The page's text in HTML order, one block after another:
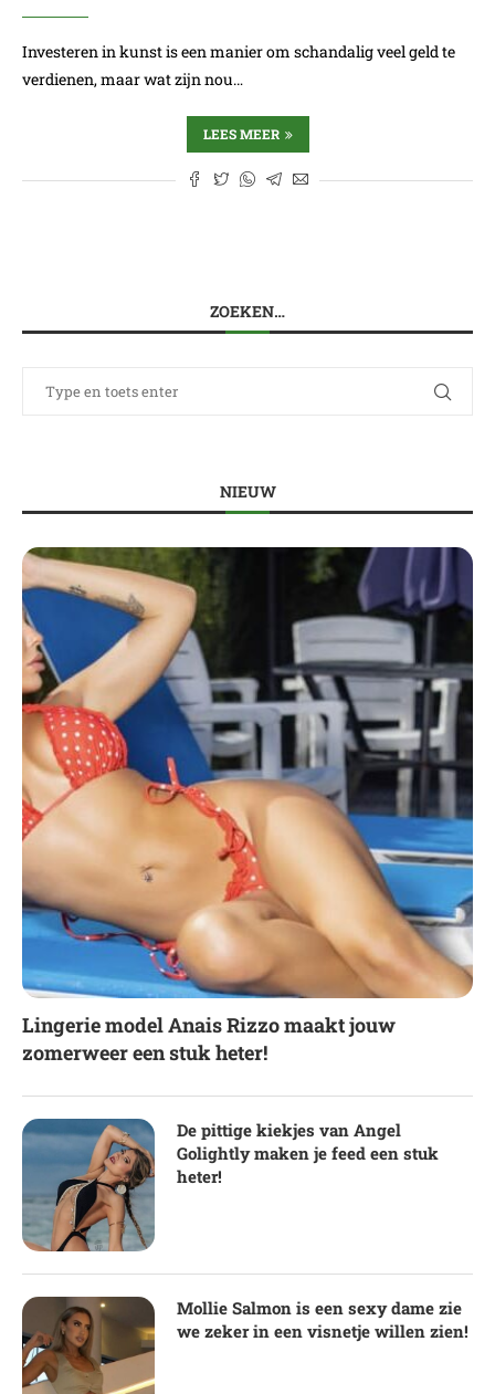
Investeren in kunst is een manier om schandalig veel geld te
verdienen, maar wat zijn nou…
LEES MEER
ZOEKEN…
NIEUW
Lingerie model Anais Rizzo maakt jouw
zomerweer een stuk heter!
De pittige kiekjes van Angel
Golightly maken je feed een stuk
heter!
Mollie Salmon is een sexy dame zie
we zeker in een visnetje willen zien!